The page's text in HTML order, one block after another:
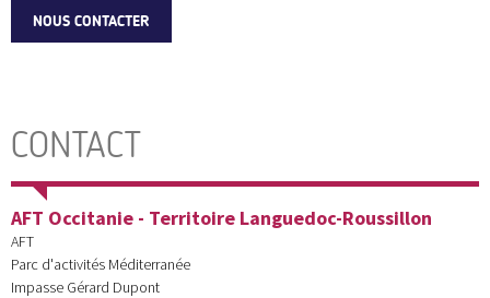
NOUS CONTACTER
CONTACT
AFT Occitanie - Territoire Languedoc-Roussillon
AFT
Parc d'activités Méditerranée
Impasse Gérard Dupont